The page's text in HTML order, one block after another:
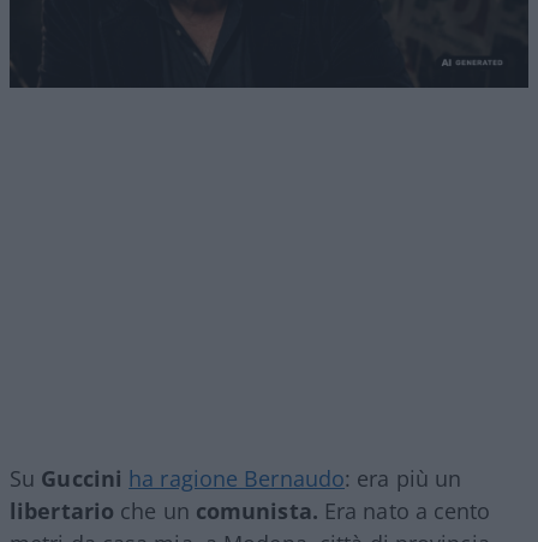
Su Guccini ha ragione Bernaudo: era più un
libertario che un comunista. Era nato a cento